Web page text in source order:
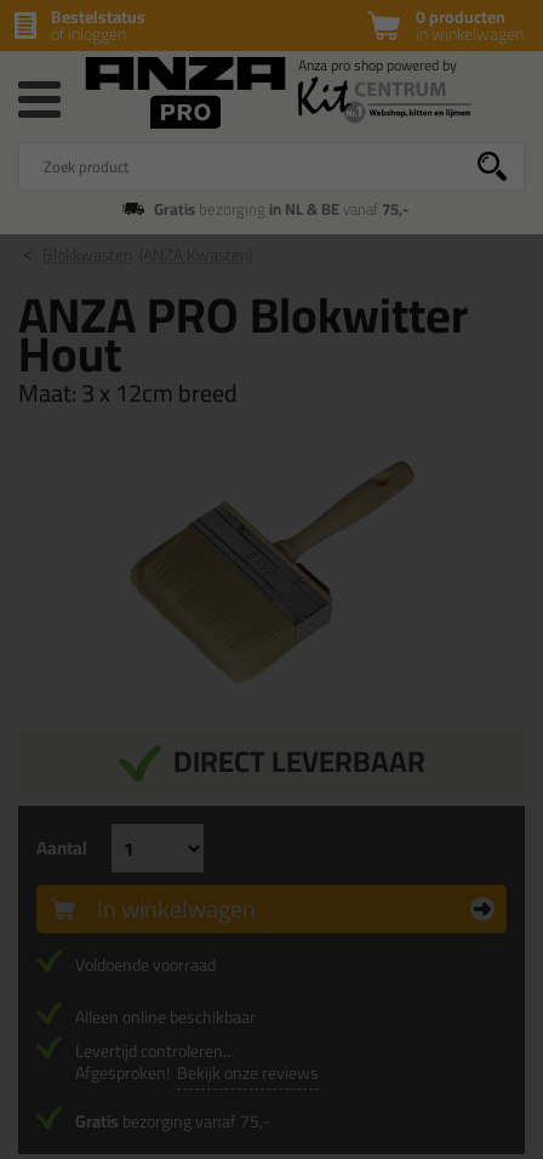
0 producten
in winkelwagen
Bestelstatus
of inloggen
Gratisbezorging in NL & BEvanaf75,-
Blokkwasten (ANZA Kwasten)
ANZA PRO Blokwitter
Hout
Maat:3 x 12cm breed
DIRECT LEVERBAAR
Aantal
In winkelwagen
Voldoende voorraad
Alleen online beschikbaar
Levertijd controleren...
Afgesproken! Bekijk onze reviews
Gratisbezorging vanaf 75,-